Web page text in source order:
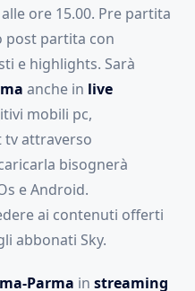
ore 15.00. Pre partita
post partita con
e highlights. Sarà
anche in live
mobili pc,
tv attraverso
bisognerà
e Android.
ai contenuti offerti
abbonati Sky.
Parma in streaming